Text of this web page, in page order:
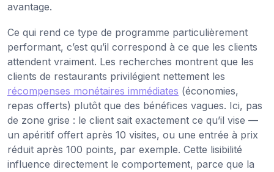
avantage.
Ce qui rend ce type de programme particulièrement
performant, c’est qu’il correspond à ce que les clients
attendent vraiment. Les recherches montrent que les
clients de restaurants privilégient nettement les
récompenses monétaires immédiates (économies,
repas offerts) plutôt que des bénéfices vagues. Ici, pas
de zone grise : le client sait exactement ce qu’il vise —
un apéritif offert après 10 visites, ou une entrée à prix
réduit après 100 points, par exemple. Cette lisibilité
influence directement le comportement, parce que la